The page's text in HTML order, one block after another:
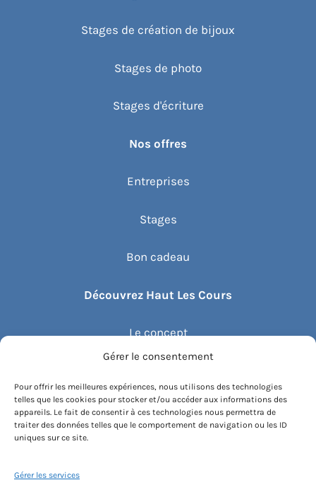
Gérer le consentement
Pour offrir les meilleures expériences, nous utilisons des technologies
telles que les cookies pour stocker et/ou accéder aux informations des
appareils. Le fait de consentir à ces technologies nous permettra de
traiter des données telles que le comportement de navigation ou les ID
uniques sur ce site.
Gérer les services
Stages de création de bijoux
Stages de photo
Stages d'écriture
Nos offres
Entreprises
Stages
Bon cadeau
Découvrez Haut Les Cours
Le concept
Blog